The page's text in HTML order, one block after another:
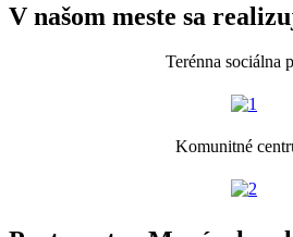
V našom meste sa
Terénna sociálna
Komunitné